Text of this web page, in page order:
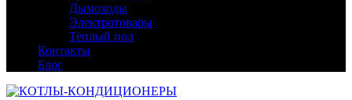
Дымоходы
Электротовары
Теплый пол
Контакты
Блог